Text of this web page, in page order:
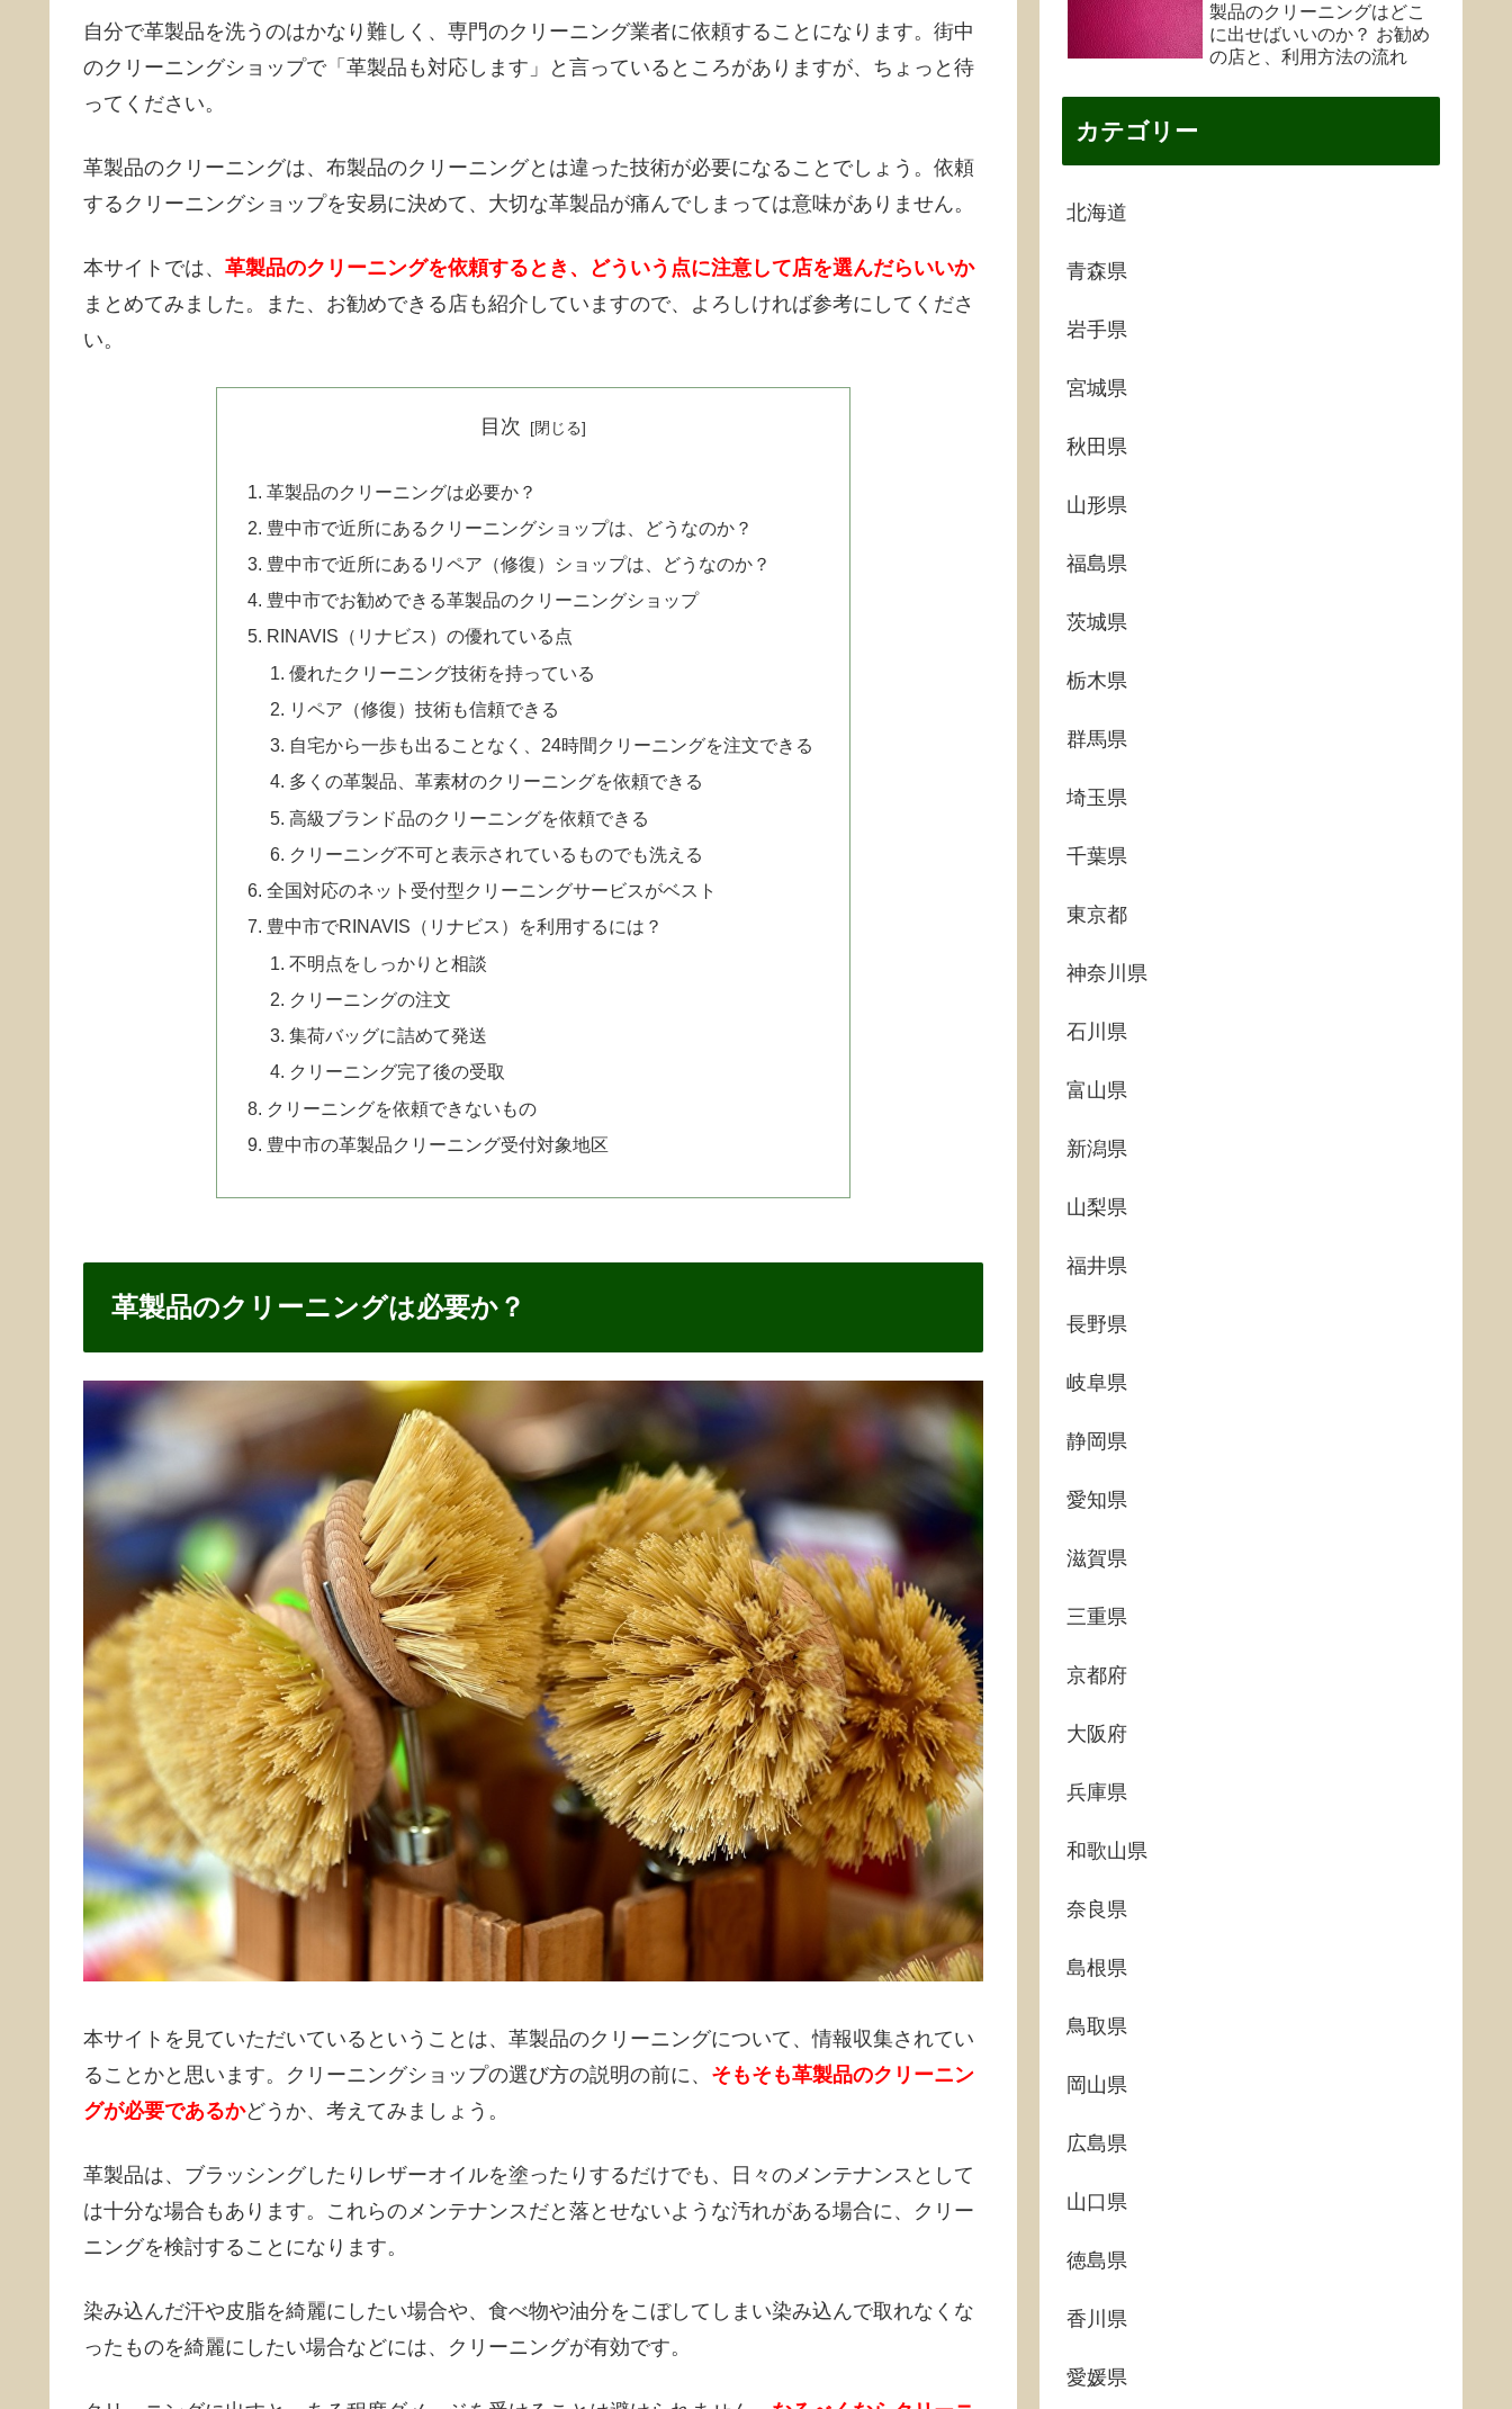
自分で革製品を洗うのはかなり難しく、専門のクリーニング業者に依頼することになります。街中
のクリーニングショップで「革製品も対応します」と言っているところがありますが、ちょっと待
ってください。
革製品のクリーニングは、布製品のクリーニングとは違った技術が必要になることでしょう。依頼
するクリーニングショップを安易に決めて、大切な革製品が痛んでしまっては意味がありません。
本サイトでは、 革製品のクリーニングを依頼するとき、どういう点に注意して店を選んだらいいか
まとめてみました。また、お勧めできる店も紹介していますので、よろしければ参考にしてくださ
い。
目次
革製品のクリーニングは必要か？
豊中市で近所にあるクリーニングショップは、どうなのか？
豊中市で近所にあるリペア（修復）ショップは、どうなのか？
豊中市でお勧めできる革製品のクリーニングショップ
RINAVIS（リナビス）の優れている点
優れたクリーニング技術を持っている
リペア（修復）技術も信頼できる
自宅から一歩も出ることなく、24時間クリーニングを注文できる
多くの革製品、革素材のクリーニングを依頼できる
高級ブランド品のクリーニングを依頼できる
クリーニング不可と表示されているものでも洗える
全国対応のネット受付型クリーニングサービスがベスト
豊中市でRINAVIS（リナビス）を利用するには？
不明点をしっかりと相談
クリーニングの注文
集荷バッグに詰めて発送
クリーニング完了後の受取
クリーニングを依頼できないもの
豊中市の革製品クリーニング受付対象地区
革製品のクリーニングは必要か？
本サイトを見ていただいているということは、革製品のクリーニングについて、情報収集されてい
ることかと思います。クリーニングショップの選び方の説明の前に、 そもそも革製品のクリーニン
グが必要であるかどうか、考えてみましょう。
革製品は、ブラッシングしたりレザーオイルを塗ったりするだけでも、日々のメンテナンスとして
は十分な場合もあります。これらのメンテナンスだと落とせないような汚れがある場合に、クリー
ニングを検討することになります。
染み込んだ汗や皮脂を綺麗にしたい場合や、食べ物や油分をこぼしてしまい染み込んで取れなくな
ったものを綺麗にしたい場合などには、クリーニングが有効です。
製品のクリーニングはどこ
に出せばいいのか？ お勧め
の店と、利用方法の流れ
カテゴリー
北海道
青森県
岩手県
宮城県
秋田県
山形県
福島県
茨城県
栃木県
群馬県
埼玉県
千葉県
東京都
神奈川県
石川県
富山県
新潟県
山梨県
福井県
長野県
岐阜県
静岡県
愛知県
滋賀県
三重県
京都府
大阪府
兵庫県
和歌山県
奈良県
島根県
鳥取県
岡山県
広島県
山口県
徳島県
香川県
愛媛県